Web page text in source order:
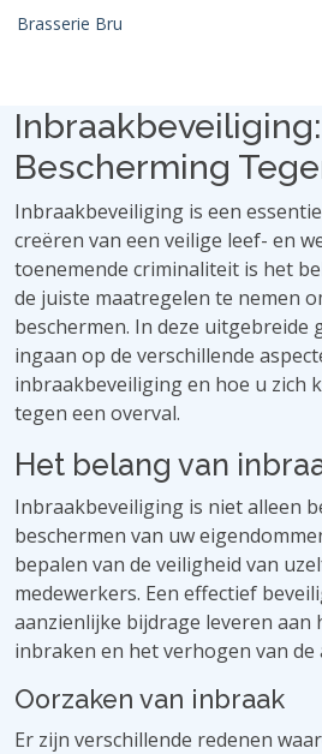
Brasserie Bru
Inbraakbeveiliging:
Bescherming
Inbraakbeveiliging is een
creëren van een veilige leef- en
toenemende criminaliteit is het
de juiste maatregelen te nemen
beschermen. In deze uitgebreide
ingaan op de verschillende
inbraakbeveiliging en hoe u zich
tegen een overval.
Het belang van
Inbraakbeveiliging is niet alleen
beschermen van uw
bepalen van de veiligheid van
medewerkers. Een effectief
aanzienlijke bijdrage leveren aan
inbraken en het verhogen van de
Oorzaken van inbraak
Er zijn verschillende redenen